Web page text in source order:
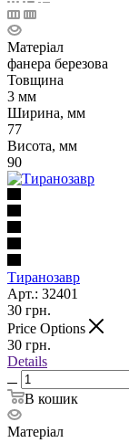
Матеріал
фанера березова
Товщина
3 мм
Ширина, мм
77
Висота, мм
90
Тиранозавр
Арт.: 32401
30 грн.
Price Options
30 грн.
Details
В кошик
Матеріал